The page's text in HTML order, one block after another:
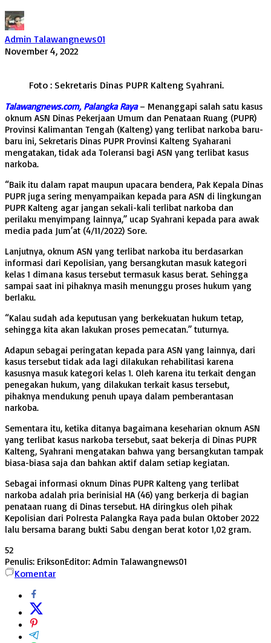
Admin Talawangnews01
November 4, 2022
Foto : Sekretaris Dinas PUPR Kalteng Syahrani.
Talawangnews.com, Palangka Raya– Menanggapi salah satu kasus
oknum ASN Dinas Pekerjaan Umum dan Penataan Ruang (PUPR)
Provinsi Kalimantan Tengah (Kalteng) yang terlibat narkoba baru-
baru ini, Sekretaris Dinas PUPR Provinsi Kalteng Syaharani
mengatakan, tidak ada Toleransi bagi ASN yang terlibat kasus
narkoba.
“Baik itu dalam rapat maupun upacara bendera, Pak Kepala Dinas
PUPR juga sering menyampaikan kepada para ASN di lingkungan
PUPR Kalteng agar jangan sekali-kali terlibat narkoba dan
perilaku menyimpang lainnya,” ucap Syahrani kepada para awak
media pada Jum’at (4/11/2022) Sore.
Lanjutnya, oknum ASN yang terlibat narkoba itu berdasarkan
informasi dari Kepolisian, yang bersangkutan masuk kategori
kelas 1 dimana kasus tersebut termasuk kasus berat. Sehingga
sampai saat ini pihaknya masih menunggu proses hukum yang
berlaku.
“Kalau sudah ada keputusan yang berkekuatan hukum tetap,
sehingga kita akan lakukan proses pemecatan.” tuturnya.
Adapun sebagai peringatan kepada para ASN yang lainnya, dari
kasus tersebut tidak ada lagi dilakukan rehabilitasi karena
kasusnya masuk kategori kelas 1. Oleh karena itu terkait dengan
penegakan hukum, yang dilakukan terkait kasus tersebut,
pihaknya mendukung penuh upaya dalam pemberantasan
narkoba.
Sementara itu, ketika ditanya bagaimana keseharian oknum ASN
yang terlibat kasus narkoba tersebut, saat bekerja di Dinas PUPR
Kalteng, Syahrani mengatakan bahwa yang bersangkutan tampak
biasa-biasa saja dan bahkan aktif dalam setiap kegiatan.
Sebagai informasi oknum Dinas PUPR Kalteng yang terlibat
narkoba adalah pria berinisial HA (46) yang berkerja di bagian
penataan ruang di Dinas tersebut. HA diringkus oleh pihak
Kepolisian dari Polresta Palangka Raya pada bulan Oktober 2022
lalu bersama barang bukti Sabu dengan berat kotor 1,02 gram.
52
Penulis: EriksonEditor: Admin Talawangnews01
Komentar